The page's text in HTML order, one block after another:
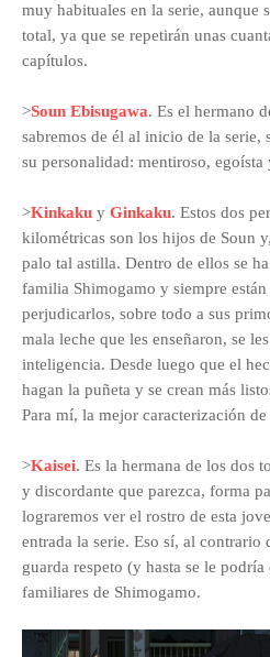
muy habituales en la serie, aunque
total, ya que se repetirán unas
capítulos.
>Soun Ebisugawa. Es el hermano
sabremos de él al inicio de la serie,
su personalidad: mentiroso,
>Kinkaku y Ginkaku. Estos dos
kilométricas son los hijos de Soun
palo tal astilla. Dentro de ellos se
familia Shimogamo y siempre
perjudicarlos, sobre todo a sus
mala leche que les enseñaron, se
inteligencia. Desde luego que el
hagan la puñeta y se crean más
Para mí, la mejor caracterización de
>Kaisei. Es la hermana de los dos
y discordante que parezca, forma
lograremos ver el rostro de esta
entrada la serie. Eso sí, al contrario
guarda respeto (y hasta se le
familiares de Shimogamo.